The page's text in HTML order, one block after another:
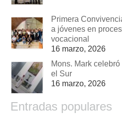
Primera
a jóvenes en
vocacional
16 marzo, 2026
Mons. Mark
el Sur
16 marzo, 2026
Entradas populares